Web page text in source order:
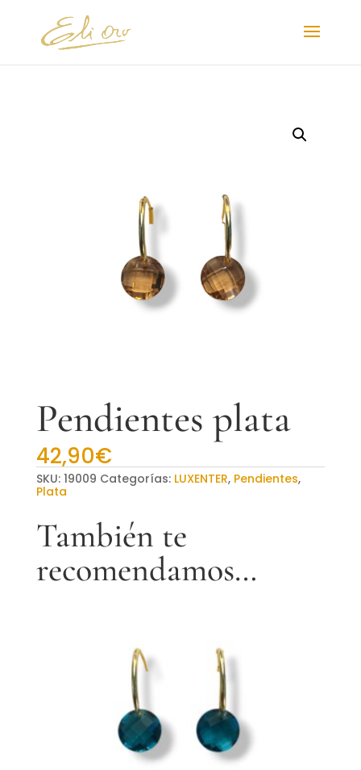
Pendientes plata
42,90€
SKU: 19009 Categorías: LUXENTER, Pendientes,
Plata
También te
recomendamos…